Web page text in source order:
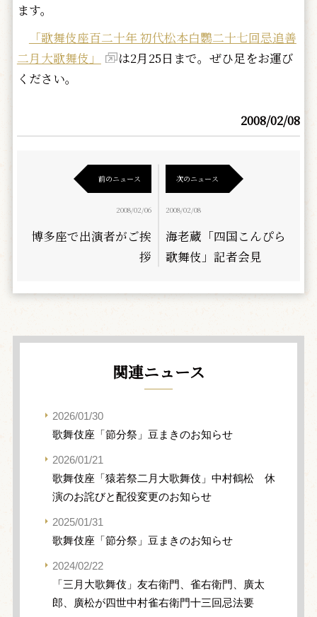
ます。
「歌舞伎座百二十年 初代松本白鸚二十七回忌追善
二月大歌舞伎」
は2月25日まで。ぜひ足をお運び
ください。
2008/02/08
前のニュース
2008/02/06
博多座で出演者がご挨
拶
次のニュース
2008/02/08
海老蔵「四国こんぴら
歌舞伎」記者会見
関連ニュース
2026/01/30
歌舞伎座「節分祭」豆まきのお知らせ
2026/01/21
歌舞伎座「猿若祭二月大歌舞伎」中村鶴松 休
演のお詫びと配役変更のお知らせ
2025/01/31
歌舞伎座「節分祭」豆まきのお知らせ
2024/02/22
「三月大歌舞伎」友右衛門、雀右衛門、廣太
郎、廣松が四世中村雀右衛門十三回忌法要